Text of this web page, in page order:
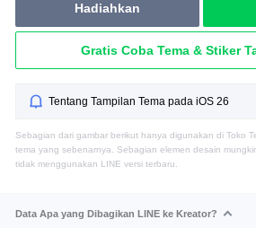
Hadiahkan
Gratis Coba Tema & Stiker
Tentang Tampilan Tema pada iOS 26
Sebagian dari gambar berikut hanya digunakan di Toko
tema yang sebenarnya. Sebagian elemen desain
tidak menggunakan LINE versi terbaru.
Data Apa yang Dibagikan LINE ke Kreator?